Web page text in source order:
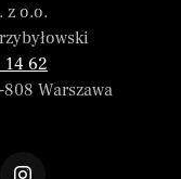
z o.o.
14 62
Warszawa